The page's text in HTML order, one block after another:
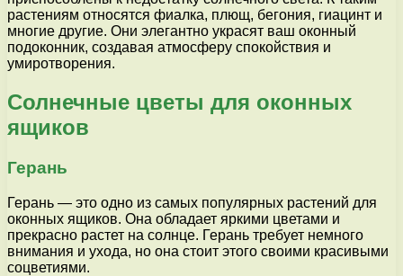
растениям относятся фиалка, плющ, бегония, гиацинт и
многие другие. Они элегантно украсят ваш оконный
подоконник, создавая атмосферу спокойствия и
умиротворения.
Солнечные цветы для оконных
ящиков
Герань
Герань — это одно из самых популярных растений для
оконных ящиков. Она обладает яркими цветами и
прекрасно растет на солнце. Герань требует немного
внимания и ухода, но она стоит этого своими красивыми
соцветиями.